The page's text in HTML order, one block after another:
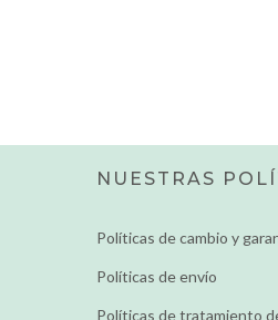
NUESTRAS
Políticas de cambio y
Políticas de envío
Políticas de tratamiento